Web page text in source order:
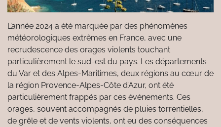
L’année 2024 a été marquée par des phénomènes
météorologiques extrêmes en France, avec une
recrudescence des orages violents touchant
particulièrement le sud-est du pays. Les départements
du Var et des Alpes-Maritimes, deux régions au cœur de
la région Provence-Alpes-Côte d’Azur, ont été
particulièrement frappés par ces événements. Ces
orages, souvent accompagnés de pluies torrentielles,
de grêle et de vents violents, ont eu des conséquences